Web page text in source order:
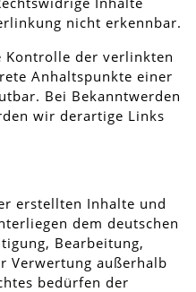
nicht erkennbar.
Kontrolle der verlinkten
Anhaltspunkte einer
Bei Bekanntwerden
wir derartige Links
erstellten Inhalte und
dem deutschen
Bearbeitung,
Verwertung außerhalb
bedürfen der